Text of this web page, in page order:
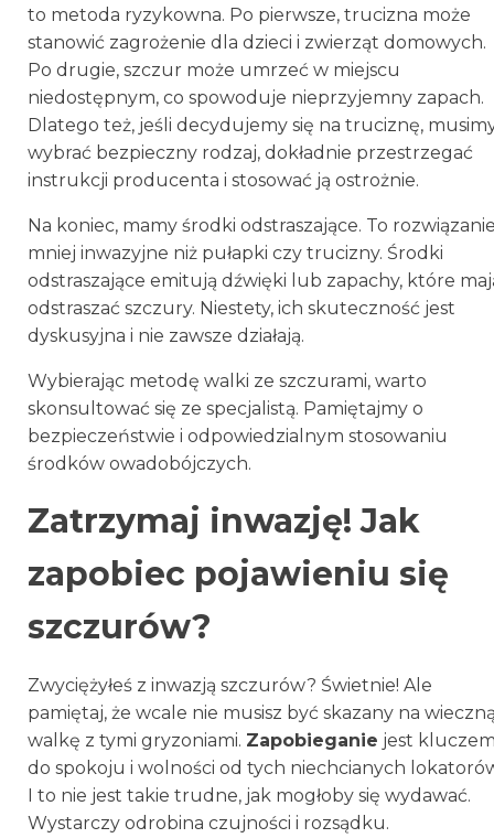
to metoda ryzykowna. Po pierwsze, trucizna może
stanowić zagrożenie dla dzieci i zwierząt domowych.
Po drugie, szczur może umrzeć w miejscu
niedostępnym, co spowoduje nieprzyjemny zapach.
Dlatego też, jeśli decydujemy się na truciznę,
wybrać bezpieczny rodzaj, dokładnie przestrzegać
instrukcji producenta i stosować ją ostrożnie.
Na koniec, mamy środki odstraszające. To
mniej inwazyjne niż pułapki czy trucizny. Środki
odstraszające emitują dźwięki lub zapachy, które
odstraszać szczury. Niestety, ich skuteczność jest
dyskusyjna i nie zawsze działają.
Wybierając metodę walki ze szczurami, warto
skonsultować się ze specjalistą. Pamiętajmy o
bezpieczeństwie i odpowiedzialnym stosowaniu
środków owadobójczych.
Zatrzymaj inwazję! Jak
zapobiec pojawieniu się
szczurów?
Zwyciężyłeś z inwazją szczurów? Świetnie! Ale
pamiętaj, że wcale nie musisz być skazany na
walkę z tymi gryzoniami. Zapobieganie jest
do spokoju i wolności od tych niechcianych
I to nie jest takie trudne, jak mogłoby się wydawać.
Wystarczy odrobina czujności i rozsądku.